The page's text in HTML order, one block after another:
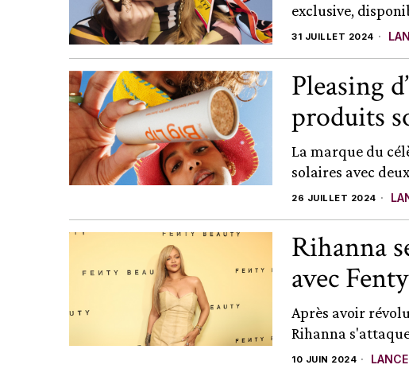
exclusive,
31 JUILLET 2024
Pleasing
produits
La marque du
solaires avec
26 JUILLET 2024
Rihanna
avec
Après avoir
Rihanna
10 JUIN 2024